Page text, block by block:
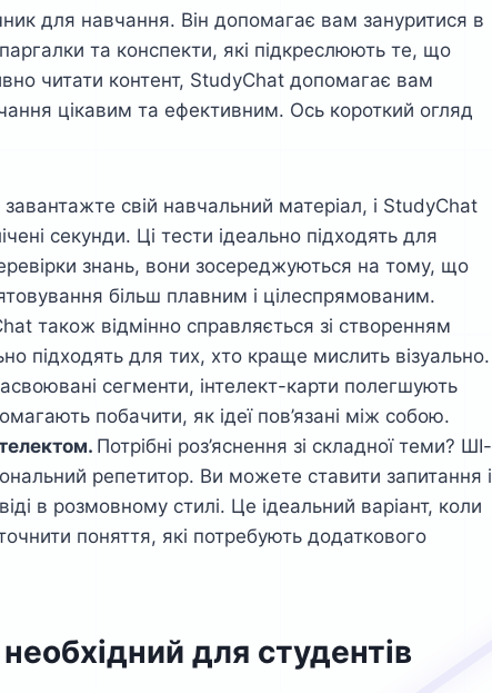
для навчання. Він допомагає вам зануритися в
та конспекти, які підкреслюють те, що
читати контент, StudyChat допомагає вам
цікавим та ефективним. Ось короткий огляд
свій навчальний матеріал, і StudyChat
секунди. Ці тести ідеально підходять для
знань, вони зосереджуються на тому, що
більш плавним і цілеспрямованим.
також відмінно справляється зі створенням
підходять для тих, хто краще мислить візуально.
сегменти, інтелект-карти полегшують
побачити, як ідеї пов’язані між собою.
Потрібні роз’яснення зі складної теми? ШІ-
репетитор. Ви можете ставити запитання і
в розмовному стилі. Це ідеальний варіант, коли
поняття, які потребують додаткового
для студентів